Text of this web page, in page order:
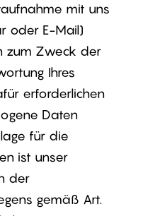
mit uns
oder E-Mail)
zum Zweck der
Ihres
erforderlichen
Daten
für die
ist unser
der
gemäß Art.